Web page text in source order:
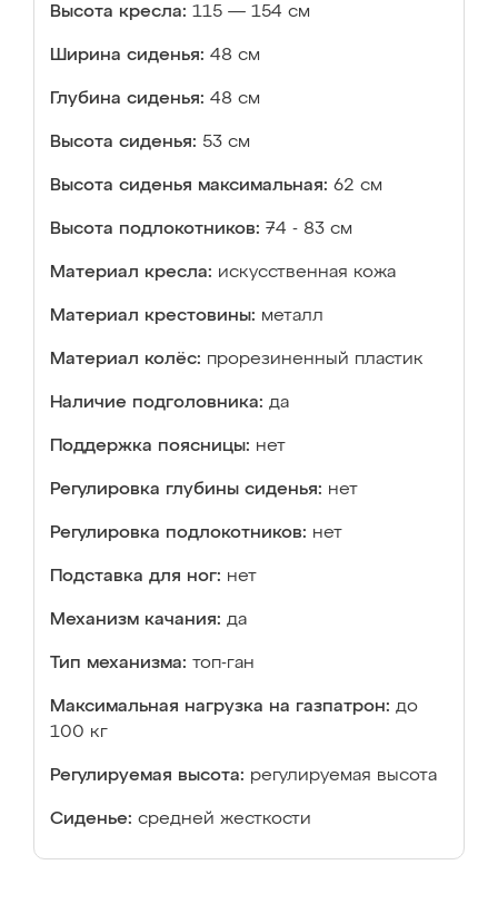
Высота кресла: 115 — 154 см
Ширина сиденья: 48 см
Глубина сиденья: 48 см
Высота сиденья: 53 см
Высота сиденья максимальная: 62 см
Высота подлокотников: 74 - 83 см
Материал кресла: искусственная кожа
Материал крестовины: металл
Материал колёс: прорезиненный пластик
Наличие подголовника: да
Поддержка поясницы: нет
Регулировка глубины сиденья: нет
Регулировка подлокотников: нет
Подставка для ног: нет
Механизм качания: да
Тип механизма: топ-ган
Максимальная нагрузка на газпатрон: до
100 кг
Регулируемая высота: регулируемая высота
Сиденье: средней жесткости